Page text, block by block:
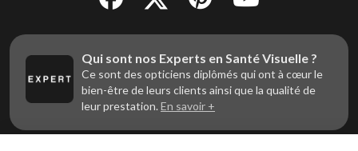
Qui sont nos Experts en Santé Visuelle ?
Ce sont des opticiens diplômés qui ont à cœur le
bien-être de leurs clients ainsi que la qualité de
leur prestation. En savoir +